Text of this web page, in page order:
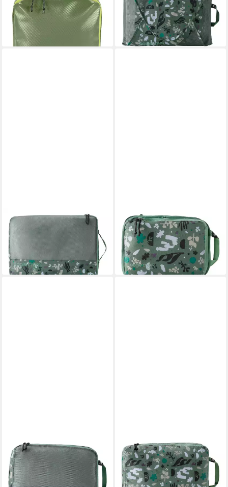
33,55 €
UVP 55,00 €
-39%
lieferbar - in 2-3 Werktagen bei dir
Folder
41,16 €
lieferbar - in 2-3 Werktagen bei dir
EAGLE CREEK
Packsack Reveal Cube
25,00 €
lieferbar - in 2-3 Werktagen bei dir
EAGLE CREEK
Packsack Isolate Compression
Cube
ab 25,00 €
lieferbar - in 2-3 Werktagen bei dir
EAGLE CREEK
Packsack Reveal Clean / Dirty
Cube
35,00 €
EAGLE CREEK
Packsack Isolate Clean / Dirty
Cube
35,00 €